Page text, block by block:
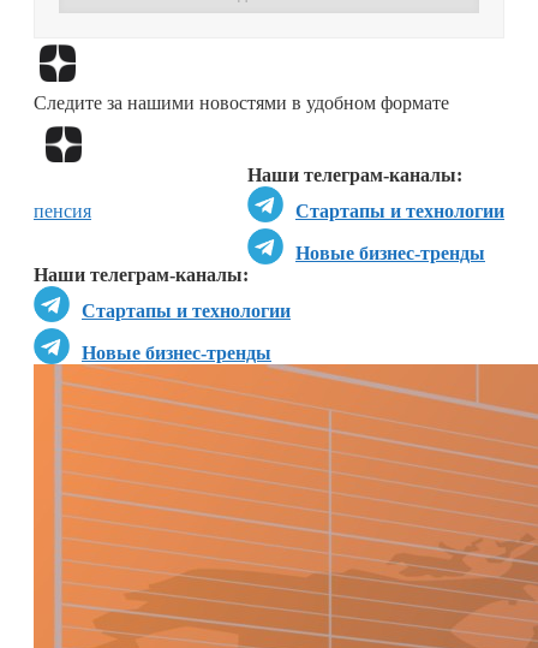
Следите за нашими новостями в удобном формате
Наши телеграм-каналы:
Стартапы и технологии
Новые бизнес-тренды
Наши телеграм-каналы:
Стартапы и технологии
Новые бизнес-тренды
пенсия